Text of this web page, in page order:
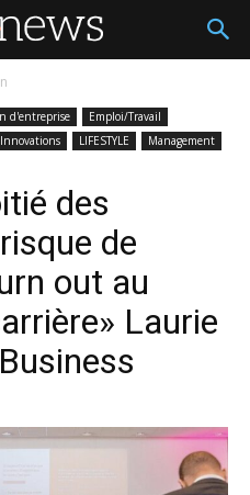
d'entreprise
Emploi/Travail
Innovations LIFESTYLE
Management
des
de
out au
Laurie